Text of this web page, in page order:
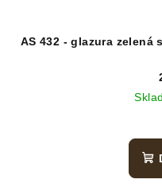
AS 432 - glazura